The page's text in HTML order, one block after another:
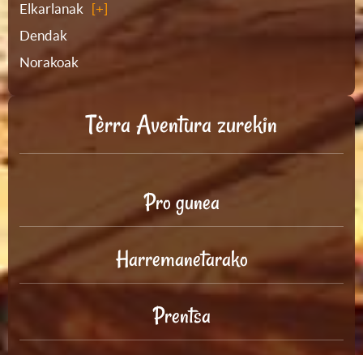
Elkarlanak
Dendak
Norakoak
Tèrra Aventura zurekin
Pro gunea
Harremanetarako
Prentsa